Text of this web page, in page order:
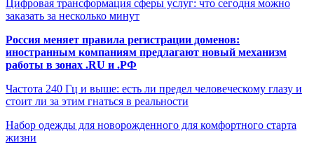
Цифровая трансформация сферы услуг: что сегодня можно
заказать за несколько минут
Россия меняет правила регистрации доменов:
иностранным компаниям предлагают новый механизм
работы в зонах .RU и .РФ
Частота 240 Гц и выше: есть ли предел человеческому глазу и
стоит ли за этим гнаться в реальности
Набор одежды для новорожденного для комфортного старта
жизни